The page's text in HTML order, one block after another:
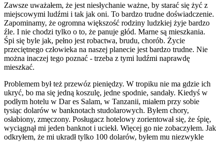
Zawsze uważałem, że jest niesłychanie ważne, by starać się żyć z
miejscowymi ludźmi i tak jak oni. To bardzo trudne doświadczenie.
Zapominamy, że ogromna większość rodziny ludzkiej żyje bardzo
źle. I nie chodzi tylko o to, że panuje głód. Marne są mieszkania.
Śpi się byle jak, pełno jest robactwa, brudu, chorób. Życie
przeciętnego człowieka na naszej planecie jest bardzo trudne. Nie
można inaczej tego poznać - trzeba z tymi ludźmi naprawdę
mieszkać.
Problemem był też przewóz pieniędzy. W tropiku nie ma gdzie ich
ukryć, bo ma się jedną koszulę, jedne spodnie, sandały. Kiedyś w
podłym hotelu w Dar es Salam, w Tanzanii, miałem przy sobie
tysiąc dolarów w banknotach studolarowych. Byłem chory,
osłabiony, zmęczony. Posługacz hotelowy zorientował się, że śpię,
wyciągnął mi jeden banknot i uciekł. Więcej go nie zobaczyłem. Jak
odkryłem, że mi ukradł tylko 100 dolarów, byłem mu niezwykle